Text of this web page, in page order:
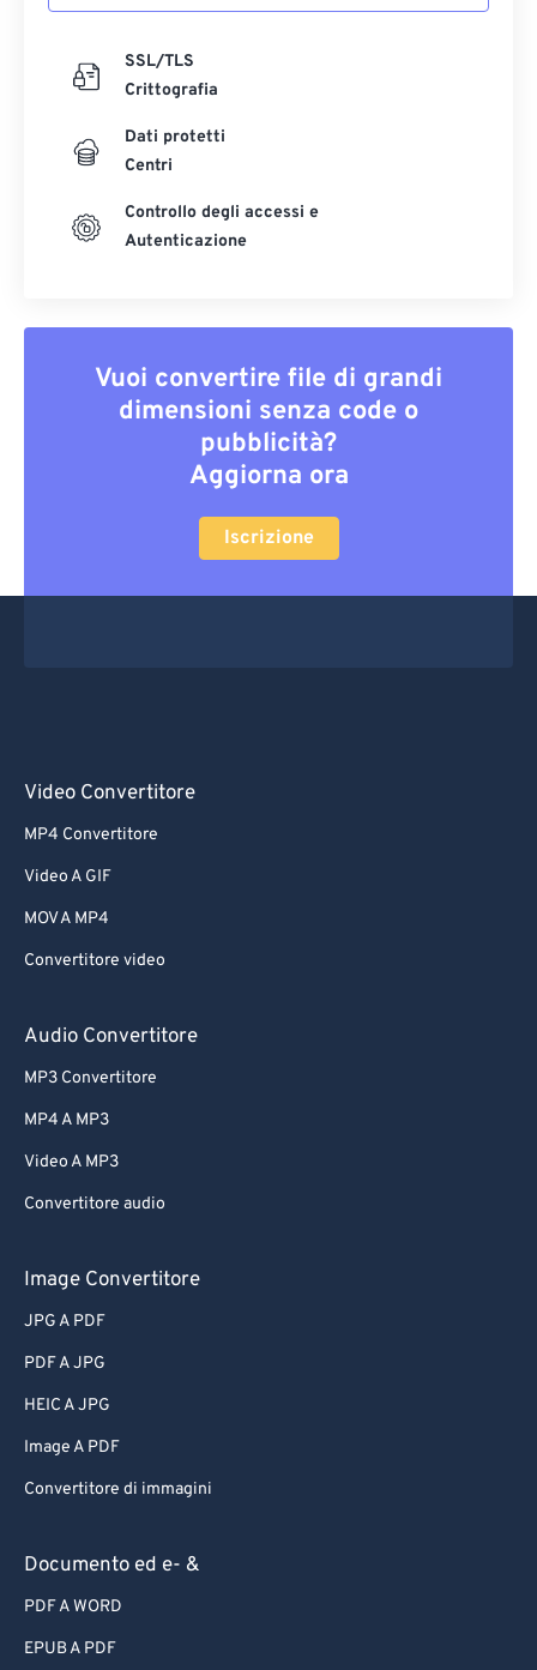
SSL/TLS
Crittografia
Dati protetti
Centri
Controllo degli accessi e
Autenticazione
Vuoi convertire file di grandi
dimensioni senza code o
pubblicità?
Aggiorna ora
Iscrizione
Video Convertitore
MP4 Convertitore
Video A GIF
MOV A MP4
Convertitore video
Audio Convertitore
MP3 Convertitore
MP4 A MP3
Video A MP3
Convertitore audio
Image Convertitore
JPG A PDF
PDF A JPG
HEIC A JPG
Image A PDF
Convertitore di immagini
Documento ed e- &
PDF A WORD
EPUB A PDF